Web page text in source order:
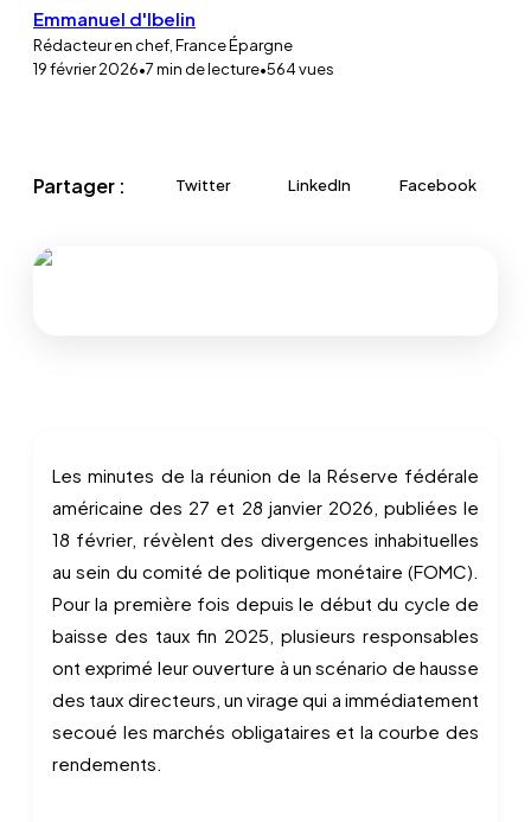
Emmanuel d'Ibelin
Rédacteur en chef, France Épargne
19 février 2026•7min de lecture•564vues
Partager : Twitter LinkedIn Facebook
Les minutes de la réunion de la Réserve fédérale
américaine des 27 et 28 janvier 2026, publiées le
18 février, révèlent des divergences inhabituelles
au sein du comité de politique monétaire (FOMC).
Pour la première fois depuis le début du cycle de
baisse des taux fin 2025, plusieurs responsables
ont exprimé leur ouverture à un scénario de hausse
des taux directeurs, un virage qui a immédiatement
secoué les marchés obligataires et la courbe des
rendements.